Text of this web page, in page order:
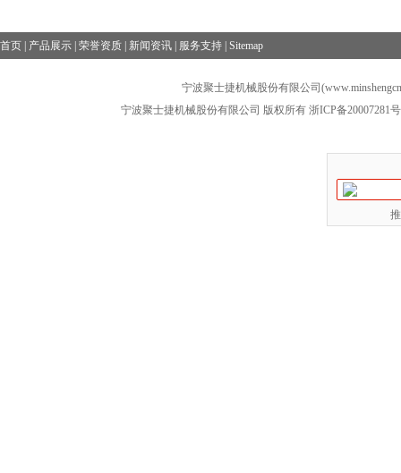
首页 产品展示 荣誉资质 新闻资讯 服务支持 Sitemap
宁波聚士捷机械股份有限公司
宁波聚士捷机械股份有限公司 版权所有 浙ICP备20007281